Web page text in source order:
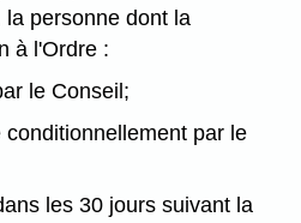
personne dont la
à l'Ordre :
le Conseil;
conditionnellement par le
les 30 jours suivant la